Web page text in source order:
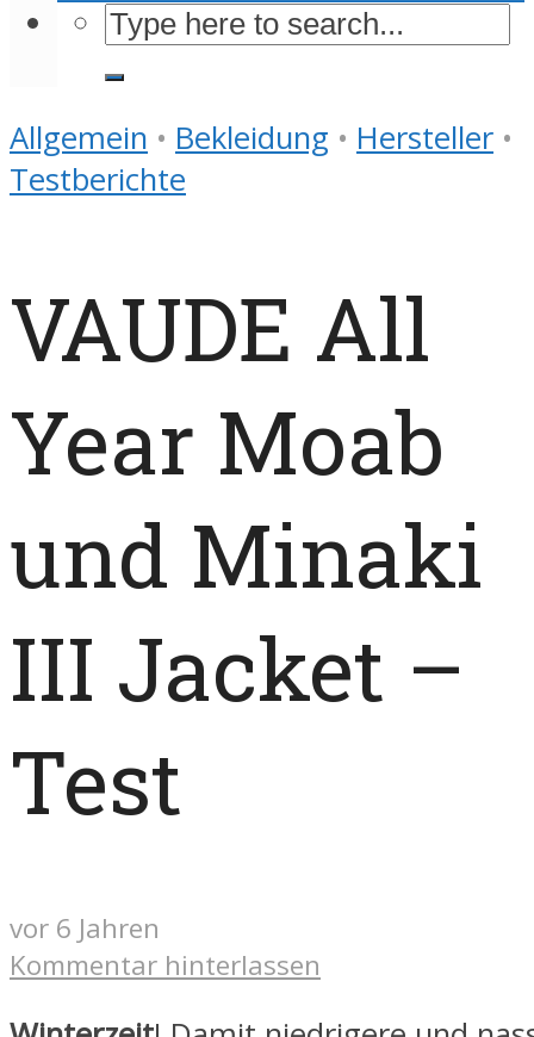
Allgemein • Bekleidung • Hersteller •
Testberichte
VAUDE All
Year Moab
und Minaki
III Jacket –
Test
vor 6 Jahren
Kommentar hinterlassen